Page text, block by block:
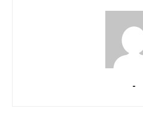
-